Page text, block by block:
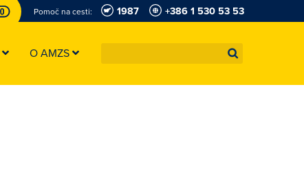
Pomoč na cesti: 1987 +386 1 530 53 53
O AMZS